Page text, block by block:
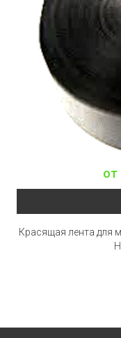
от
Красящая лента для